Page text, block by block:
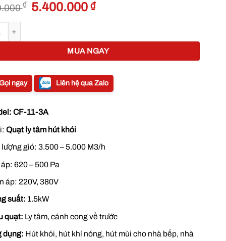
₫
Giá
gốc
5.400.000₫Giá
5.400.000 ₫.
MUA NGAY
ngay Liên hệ qua Zalo
CF-11-3A
Quạt ly tâm hút khói
lượng gió: 3.500 – 5.000 M3/h
620 – 500 Pa
áp: 220V, 380V
suất: 1.5kW
quạt: Ly tâm, cánh cong về trước
dụng: Hút khói, hút khí nóng, hút mùi cho nhà bếp, nhà